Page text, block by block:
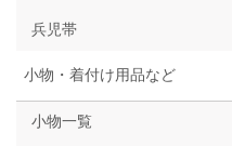
兵児帯
小物・着付け用品など
小物一覧